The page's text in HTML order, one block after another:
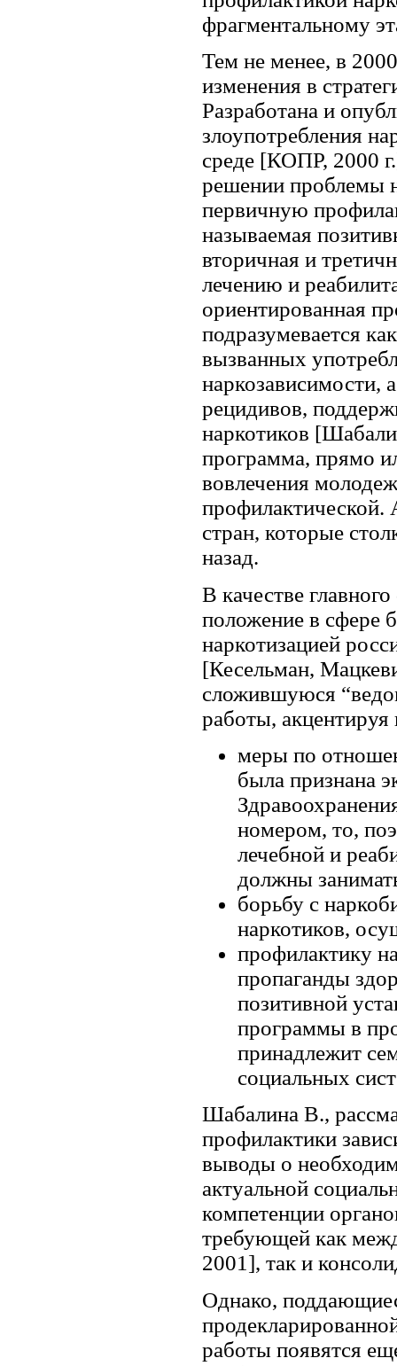
фрагментальному
Тем не менее, в
изменения в
Разработана и
злоупотребления
среде [КОПР, 2000
решении проблемы
первичную
называемая
вторичная и
лечению и
ориентированная
подразумевается
вызванных
наркозависимости,
рецидивов,
наркотиков
программа, прямо
вовлечения
профилактической.
стран, которые
назад.
В качестве
положение в сфере
наркотизацией
[Кесельман,
сложившуюся
работы,
меры по
была признана
номером, то,
лечебной и
должны
борьбу с
наркотиков,
профилактику
пропаганды
позитивной
программы в
принадлежит
социальных
Шабалина В.,
профилактики
выводы о
актуальной
компетенции
требующей как
2001], так и
Однако,
работы появятся